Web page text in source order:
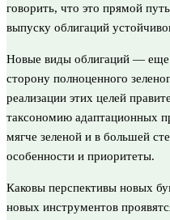
говорить, что это прямой
выпуску облигаций
Новые виды облигаций — еще
сторону полноценного
реализации этих целей
таксономию адаптационных
мягче зеленой и в большей
особенности и приоритеты.
Каковы перспективы новых
новых инструментов